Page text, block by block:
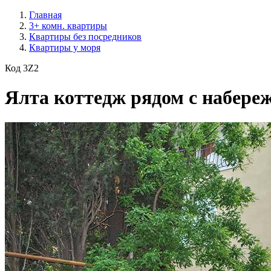
Главная
3+ комн. квартиры
Квартиры без посредников
Квартиры у моря
Код 3Z2
Ялта коттедж рядом с